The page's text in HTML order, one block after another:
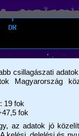
csillagászati
Magyarország
19 fok
fok
az adatok jó